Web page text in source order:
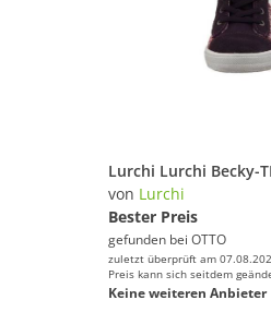
von Lurchi
Bester Preis
gefunden bei OTTO
zuletzt überprüft am
Preis kann sich seitdem
Keine weiteren Anbieter